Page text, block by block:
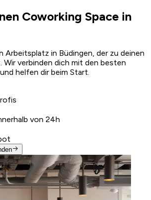
Coworking Space in
Arbeitsplatz in Büdingen, der zu deinen
Wir verbinden dich mit den besten
helfen dir beim Start.
von 24h